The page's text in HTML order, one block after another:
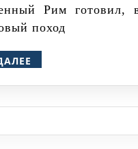
Рим готовил,
поход